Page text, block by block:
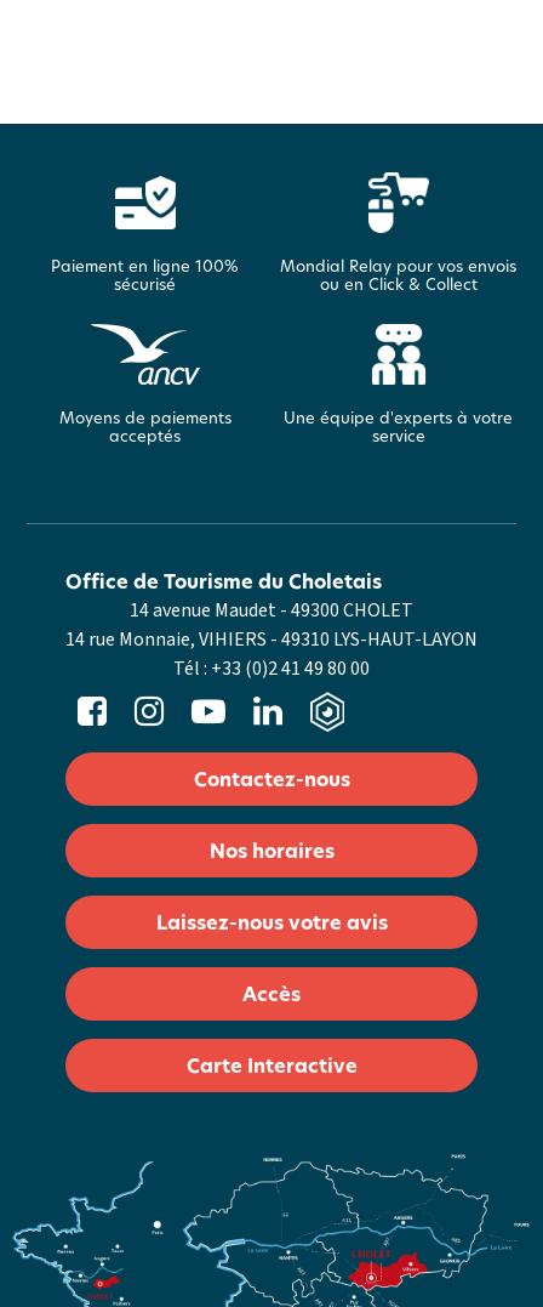
Paiement en ligne 100%
sécurisé
Mondial Relay pour vos envois
ou en Click & Collect
Moyens de paiements
acceptés
Une équipe d'experts à votre
service
14 avenue Maudet - 49300 CHOLET
14 rue Monnaie, VIHIERS - 49310 LYS-HAUT-LAYON
Tél : +33 (0)2 41 49 80 00
Office de Tourisme du Choletais
Contactez-nous
Nos horaires
Laissez-nous votre avis
Accès
Carte Interactive